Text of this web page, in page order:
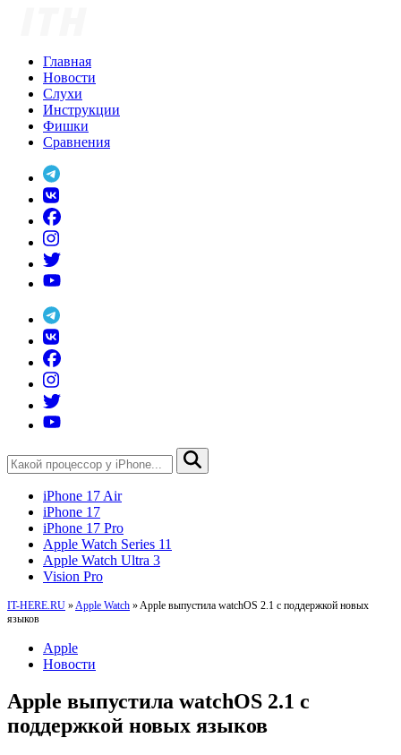
Главная
Новости
Слухи
Инструкции
Фишки
Сравнения
iPhone 17 Air
iPhone 17
iPhone 17 Pro
Apple Watch Series 11
Apple Watch Ultra 3
Vision Pro
IT-HERE.RU » Apple Watch » Apple выпустила watchOS 2.1 с поддержкой новых
языков
Apple
Новости
Apple выпустила watchOS 2.1 с
поддержкой новых языков